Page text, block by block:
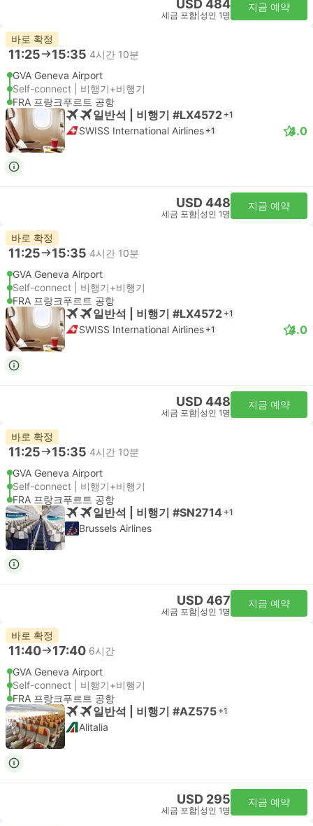
USD 484
세금 포함 성인 1명
지금 예약
바로 확정
11:25 15:35 4시간 10분
GVA Geneva Airport
Self-connect | 비행기+비행기
FRA 프랑크푸르트 공항
일반석 | 비행기 #LX4572 +1
SWISS International Airlines +1 4.0
USD 448
세금 포함 성인 1명
지금 예약
바로 확정
11:25 15:35 4시간 10분
GVA Geneva Airport
Self-connect | 비행기+비행기
FRA 프랑크푸르트 공항
일반석 | 비행기 #LX4572 +1
SWISS International Airlines +1 4.0
USD 448
세금 포함 성인 1명
지금 예약
바로 확정
11:25 15:35 4시간 10분
GVA Geneva Airport
Self-connect | 비행기+비행기
FRA 프랑크푸르트 공항
일반석 | 비행기 #SN2714 +1
Brussels Airlines
USD 467
세금 포함 성인 1명
지금 예약
바로 확정
11:40 17:40 6시간
GVA Geneva Airport
Self-connect | 비행기+비행기
FRA 프랑크푸르트 공항
일반석 | 비행기 #AZ575 +1
Alitalia
USD 295
세금 포함 성인 1명
지금 예약